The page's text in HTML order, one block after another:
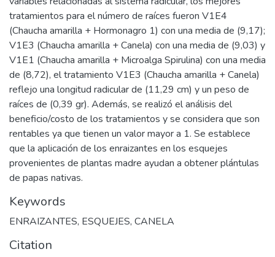
tratamientos para el número de raíces fueron V1E4
(Chaucha amarilla + Hormonagro 1) con una media de (9,17);
V1E3 (Chaucha amarilla + Canela) con una media de (9,03) y
V1E1 (Chaucha amarilla + Microalga Spirulina) con una media
de (8,72), el tratamiento V1E3 (Chaucha amarilla + Canela)
reflejo una longitud radicular de (11,29 cm) y un peso de
raíces de (0,39 gr). Además, se realizó el análisis del
beneficio/costo de los tratamientos y se considera que son
rentables ya que tienen un valor mayor a 1. Se establece
que la aplicación de los enraizantes en los esquejes
provenientes de plantas madre ayudan a obtener plántulas
de papas nativas.
Keywords
ENRAIZANTES, ESQUEJES, CANELA
Citation